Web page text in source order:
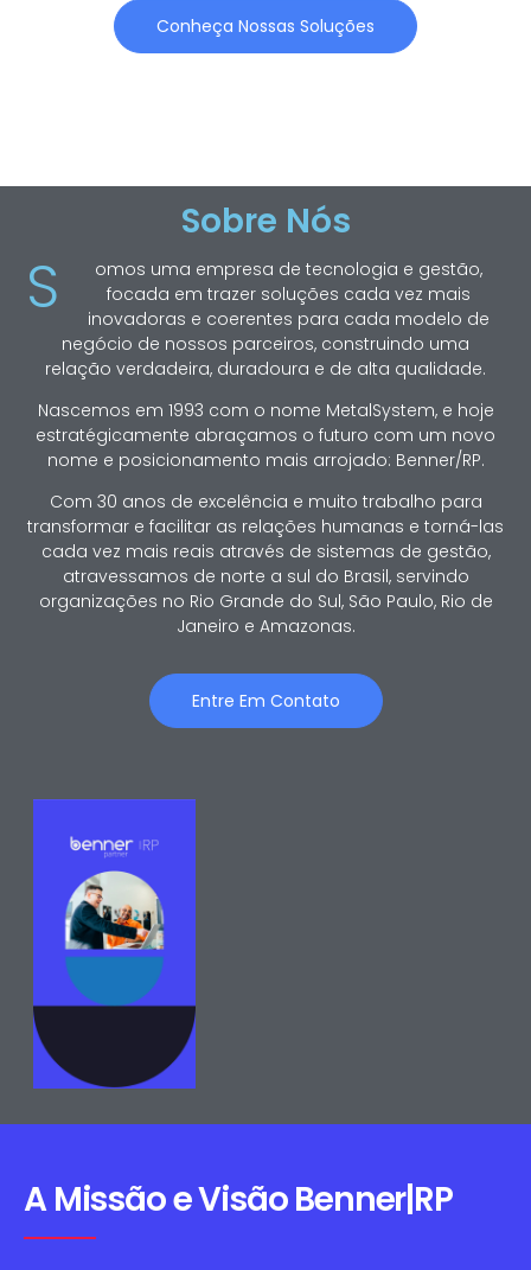
Conheça Nossas Soluções
Sobre Nós
S
omos uma empresa de tecnologia e gestão,
focada em trazer soluções cada vez mais
inovadoras e coerentes para cada modelo de
negócio de nossos parceiros, construindo uma
relação verdadeira, duradoura e de alta qualidade.
Nascemos em 1993 com o nome MetalSystem, e hoje
estratégicamente abraçamos o futuro com um novo
nome e posicionamento mais arrojado: Benner/RP.
Com 30 anos de excelência e muito trabalho para
transformar e facilitar as relações humanas e torná-las
cada vez mais reais através de sistemas de gestão,
atravessamos de norte a sul do Brasil, servindo
organizações no Rio Grande do Sul, São Paulo, Rio de
Janeiro e Amazonas.
Entre Em Contato
A Missão e Visão Benner|RP